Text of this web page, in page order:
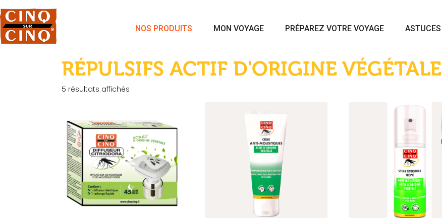
NOS PRODUITS MON VOYAGE PRÉPAREZ VOTRE VOYAGE ASTUCES
RÉPULSIFS ACTIF D'ORIGINE VÉGÉTALE
5 résultats affichés